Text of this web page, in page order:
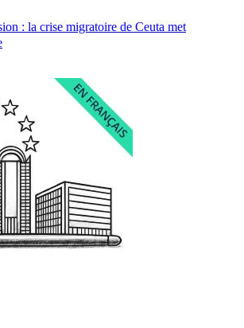
: la crise migratoire de Ceuta met